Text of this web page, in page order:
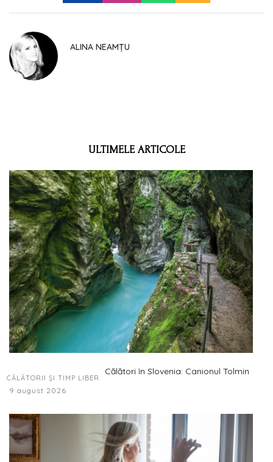
ALINA NEAMȚU
ULTIMELE ARTICOLE
CĂLĂTORII ȘI TIMP LIBER
Călători în Slovenia: Canionul Tolmin
9 august 2026